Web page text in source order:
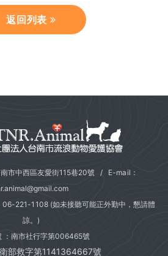
返回列表
市中西區友愛街115巷20號 / E-mail：
06-221-1108(如未接聽可能正外勤中，懇請體
諒。)
：南市社行字第006465號
衛部救字第1141364667號